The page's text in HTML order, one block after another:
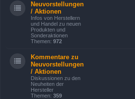
Neuvorstellungen
/ Aktionen
Infos von Herstellern
und Handel zu neuen
Produkten und
Sonderaktionen
Themen: 972
Kommentare zu
Neuvorstellungen
/ Aktionen
Diskussionen zu den
Neuheiten der
Hersteller
Themen: 359